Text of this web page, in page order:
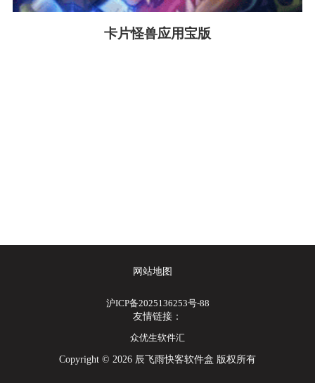
卡片怪兽应用宝版
网站地图
沪ICP备2025136253号-88
友情链接：
众优生软件汇
Copyright © 2026 辰飞雨快客软件盒 版权所有